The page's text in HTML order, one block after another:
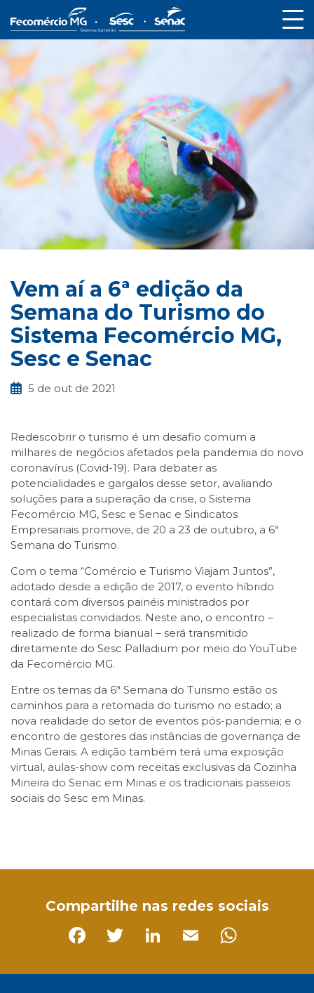
Vem aí a 6ª edição da
Semana do Turismo do
Sistema Fecomércio MG,
Sesc e Senac
5 de out de 2021
Redescobrir o turismo é um desafio comum a
milhares de negócios afetados pela pandemia do novo
coronavírus (Covid-19). Para debater as
potencialidades e gargalos desse setor, avaliando
soluções para a superação da crise, o Sistema
Fecomércio MG, Sesc e Senac e Sindicatos
Empresariais promove, de 20 a 23 de outubro, a 6ª
Semana do Turismo.
Com o tema “Comércio e Turismo Viajam Juntos”,
adotado desde a edição de 2017, o evento híbrido
contará com diversos painéis ministrados por
especialistas convidados. Neste ano, o encontro –
realizado de forma bianual – será transmitido
diretamente do Sesc Palladium por meio do YouTube
da Fecomércio MG.
Entre os temas da 6ª Semana do Turismo estão os
caminhos para a retomada do turismo no estado; a
nova realidade do setor de eventos pós-pandemia; e o
encontro de gestores das instâncias de governança de
Minas Gerais. A edição também terá uma exposição
virtual, aulas-show com receitas exclusivas da Cozinha
Mineira do Senac em Minas e os tradicionais passeios
sociais do Sesc em Minas.
Compartilhe nas redes sociais